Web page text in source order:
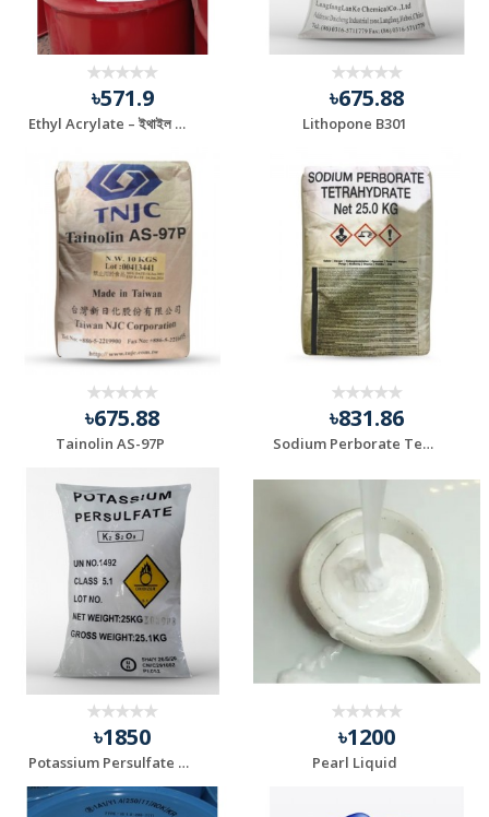
৳571.9
Ethyl Acrylate – ইথাইল অ্যাক্রিলেট
৳675.88
Lithopone B301
৳675.88
Tainolin AS-97P
৳831.86
Sodium Perborate Tetrahydrate – সোডিয়াম পারবোরেট টেট্র...
৳1850
Potassium Persulfate – পটাশিয়াম পার সালফেট
৳1200
Pearl Liquid